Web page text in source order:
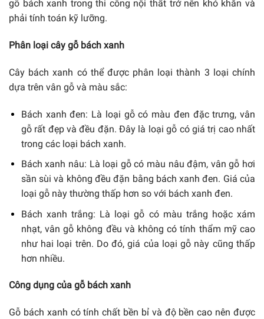
gỗ bách xanh trong thi công nội thất trở nên khó khăn và
phải tính toán kỹ lưỡng.
Phân loại cây gỗ bách xanh
Cây bách xanh có thể được phân loại thành 3 loại chính
dựa trên vân gỗ và màu sắc:
Bách xanh đen: Là loại gỗ có màu đen đặc trưng, vân
gỗ rất đẹp và đều đặn. Đây là loại gỗ có giá trị cao nhất
trong các loại bách xanh.
Bách xanh nâu: Là loại gỗ có màu nâu đậm, vân gỗ hơi
sần sùi và không đều đặn bằng bách xanh đen. Giá của
loại gỗ này thường thấp hơn so với bách xanh đen.
Bách xanh trắng: Là loại gỗ có màu trắng hoặc xám
nhạt, vân gỗ không đều và không có tính thẩm mỹ cao
như hai loại trên. Do đó, giá của loại gỗ này cũng thấp
hơn nhiều.
Công dụng của gỗ bách xanh
Gỗ bách xanh có tính chất bền bỉ và độ bền cao nên được